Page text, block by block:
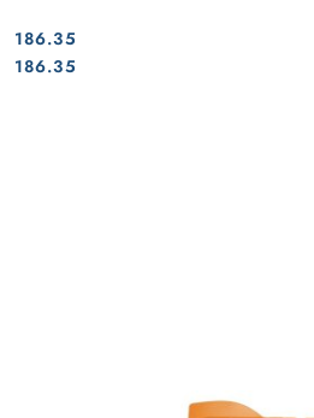
Cena:
186.35
Cena:
186.35